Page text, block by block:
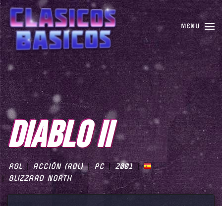
MENU
DIABLO II
ROL ACCIÓN (ROL) PC
2001
BLIZZARD NORTH